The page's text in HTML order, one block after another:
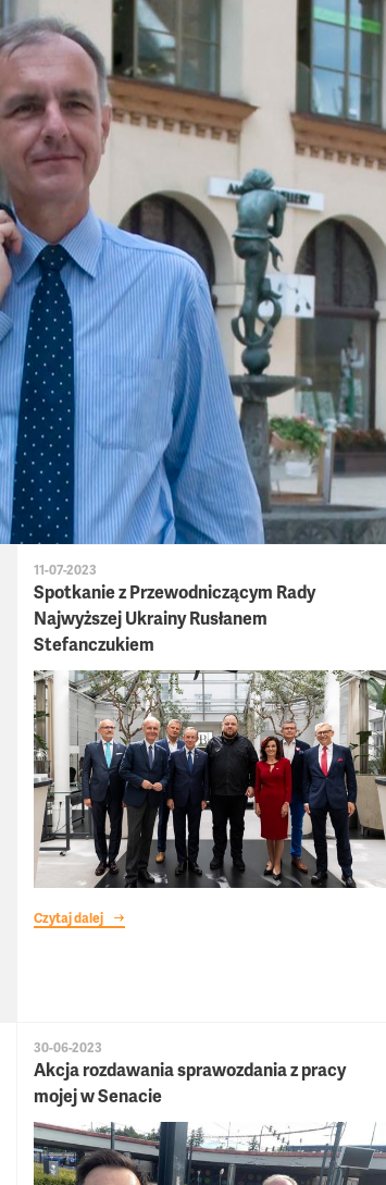
11-07-2023
Spotkanie z Przewodniczącym Rady
Najwyższej Ukrainy Rusłanem
Stefanczukiem
Czytaj dalej
30-06-2023
Akcja rozdawania sprawozdania z pracy
mojej w Senacie